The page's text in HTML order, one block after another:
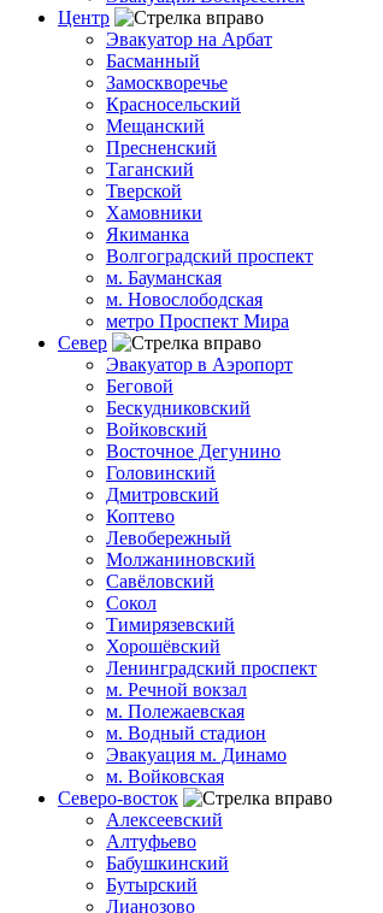
Центр
Эвакуатор на Арбат
Басманный
Замоскворечье
Красносельский
Мещанский
Пресненский
Таганский
Тверской
Хамовники
Якиманка
Волгоградский проспект
м. Бауманская
м. Новослободская
метро Проспект Мира
Север
Эвакуатор в Аэропорт
Беговой
Бескудниковский
Войковский
Восточное Дегунино
Головинский
Дмитровский
Коптево
Левобережный
Молжаниновский
Савёловский
Сокол
Тимирязевский
Хорошёвский
Ленинградский проспект
м. Речной вокзал
м. Полежаевская
м. Водный стадион
Эвакуация м. Динамо
м. Войковская
Северо-восток
Алексеевский
Алтуфьево
Бабушкинский
Бутырский
Лианозово